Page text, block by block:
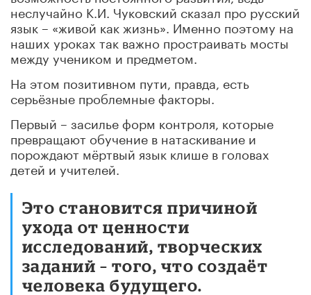
неслучайно К.И. Чуковский сказал про русский
язык – «живой как жизнь». Именно поэтому на
наших уроках так важно простраивать мосты
между учеником и предметом.
На этом позитивном пути, правда, есть
серьёзные проблемные факторы.
Первый – засилье форм контроля, которые
превращают обучение в натаскивание и
порождают мёртвый язык клише в головах
детей и учителей.
Это становится причиной
ухода от ценности
исследований, творческих
заданий – того, что создаёт
человека будущего.